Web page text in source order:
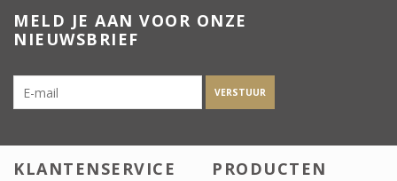
MELD JE AAN VOOR ONZE
NIEUWSBRIEF
VERSTUUR
KLANTENSERVICE PRODUCTEN